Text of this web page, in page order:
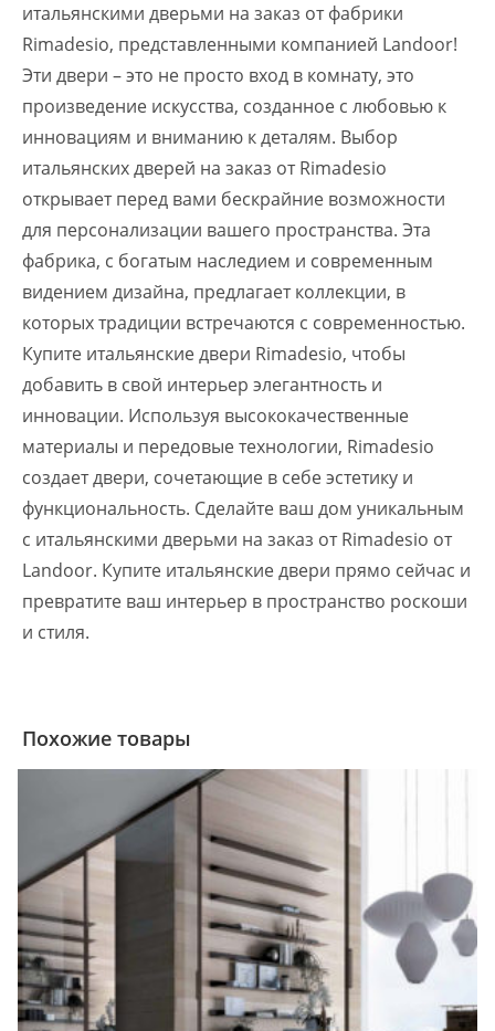
итальянскими дверьми на заказ от фабрики
Rimadesio, представленными компанией Landoor!
Эти двери – это не просто вход в комнату, это
произведение искусства, созданное с любовью к
инновациям и вниманию к деталям. Выбор
итальянских дверей на заказ от Rimadesio
открывает перед вами бескрайние возможности
для персонализации вашего пространства. Эта
фабрика, с богатым наследием и современным
видением дизайна, предлагает коллекции, в
которых традиции встречаются с современностью.
Купите итальянские двери Rimadesio, чтобы
добавить в свой интерьер элегантность и
инновации. Используя высококачественные
материалы и передовые технологии, Rimadesio
создает двери, сочетающие в себе эстетику и
функциональность. Сделайте ваш дом уникальным
с итальянскими дверьми на заказ от Rimadesio от
Landoor. Купите итальянские двери прямо сейчас и
превратите ваш интерьер в пространство роскоши
и стиля.
Похожие товары